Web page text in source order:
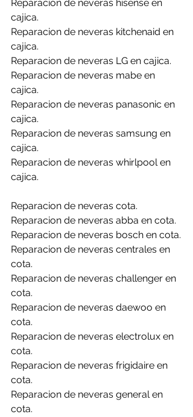
Reparacion de neveras hisense en
cajica.
Reparacion de neveras kitchenaid en
cajica.
Reparacion de neveras LG en cajica.
Reparacion de neveras mabe en
cajica.
Reparacion de neveras panasonic en
cajica.
Reparacion de neveras samsung en
cajica.
Reparacion de neveras whirlpool en
cajica.
Reparacion de neveras cota.
Reparacion de neveras abba en cota.
Reparacion de neveras bosch en cota.
Reparacion de neveras centrales en
cota.
Reparacion de neveras challenger en
cota.
Reparacion de neveras daewoo en
cota.
Reparacion de neveras electrolux en
cota.
Reparacion de neveras frigidaire en
cota.
Reparacion de neveras general en
cota.